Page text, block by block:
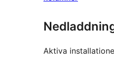
Aktiva